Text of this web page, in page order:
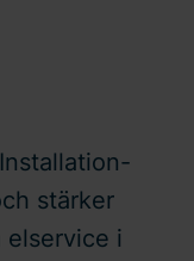
stärker
elservice i